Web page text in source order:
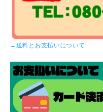
→送料とお支払いについて